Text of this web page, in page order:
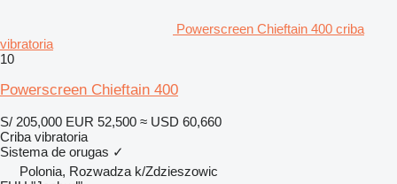
Powerscreen Chieftain 400 criba
vibratoria
10
Powerscreen Chieftain 400
S/ 205,000 EUR 52,500 ≈ USD 60,660
Criba vibratoria
Sistema de orugas ✓
Polonia, Rozwadza k/Zdzieszowic